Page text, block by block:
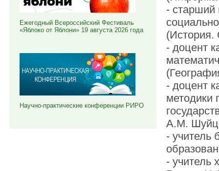
Ежегодный Всероссийский Фестиваль
«Яблоко от Яблони» 19 августа 2026 года
Научно-практические конференции РИРО
- старший
(История.
- доцент
- доцент
методики
А.М.
-
- учитель